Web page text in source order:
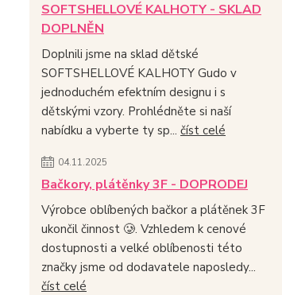
SOFTSHELLOVÉ KALHOTY - SKLAD
DOPLNĚN
Doplnili jsme na sklad dětské
SOFTSHELLOVÉ KALHOTY Gudo v
jednoduchém efektním designu i s
dětskými vzory. Prohlédněte si naší
nabídku a vyberte ty sp... číst celé
04.11.2025
Bačkory, plátěnky 3F - DOPRODEJ
Výrobce oblíbených bačkor a plátěnek 3F
ukončil činnost 🥲. Vzhledem k cenové
dostupnosti a velké oblíbenosti této
značky jsme od dodavatele naposledy...
číst celé